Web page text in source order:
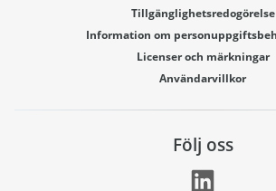
Tillgänglighetsredogörelse
Information om
Licenser och märkningar
Användarvillkor
Följ oss